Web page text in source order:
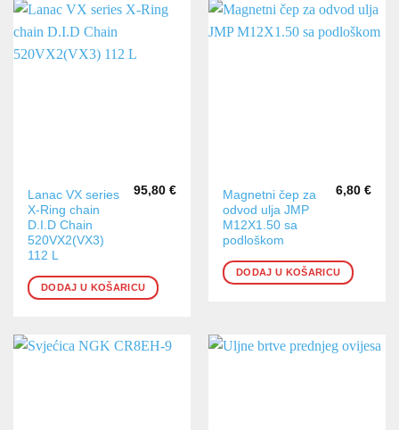
Lanac VX series
X-Ring chain
D.I.D Chain
520VX2(VX3)
112 L
95,80 €
DODAJ U KOŠARICU
Magnetni čep za
odvod ulja JMP
M12X1.50 sa
podloškom
6,80 €
DODAJ U KOŠARICU